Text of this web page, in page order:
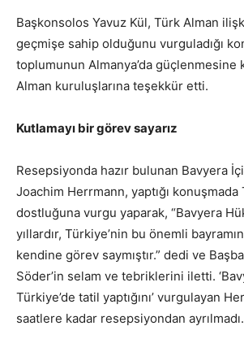
Başkonsolos Yavuz Kül, Türk Alman
geçmişe sahip olduğunu vurguladığı
toplumunun Almanya’da güçlenmesine
Alman kuruluşlarına teşekkür etti.
Kutlamayı bir görev sayarız
Resepsiyonda hazır bulunan Bavyera
Joachim Herrmann, yaptığı konuşmada
dostluğuna vurgu yaparak, “Bavyera
yıllardır, Türkiye’nin bu önemli
kendine görev saymıştır.” dedi ve
Söder’in selam ve tebriklerini iletti.
Türkiye’de tatil yaptığını’ vurgulayan
saatlere kadar resepsiyondan ayrılmadı.